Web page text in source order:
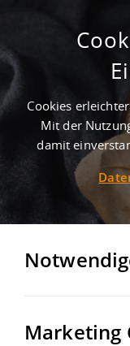
2 Treffer -
Cookies
Mit der
damit
Marketing